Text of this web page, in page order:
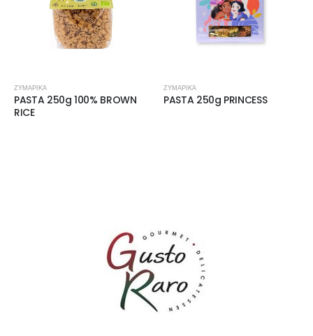
ΖΥΜΑΡΙΚΆ
PASTA 250g 100% BROWN
RICE
ΖΥΜΑΡΙΚΆ
PASTA 250g PRINCESS